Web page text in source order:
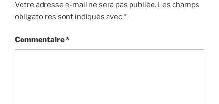
Votre adresse e-mail ne sera pas publiée. Les champs
obligatoires sont indiqués avec*
Commentaire*